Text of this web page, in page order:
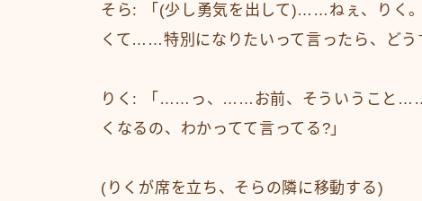
そら: 「(少し勇気を出して)……ねぇ、りく
くて……特別になりたいって言ったら、どう
りく: 「……っ、……お前、そういうこと
くなるの、わかってて言ってる?」
(りくが席を立ち、そらの隣に移動する)